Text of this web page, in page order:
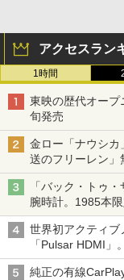
アクセスラン
1時間
東映の歴代オー
旬発売
金ロー「ナウシカ
送のフリーレン」
「バック・トゥ
腕時計。1985本
世界初アクティ
「Pulsar HDMI」
純正の有線